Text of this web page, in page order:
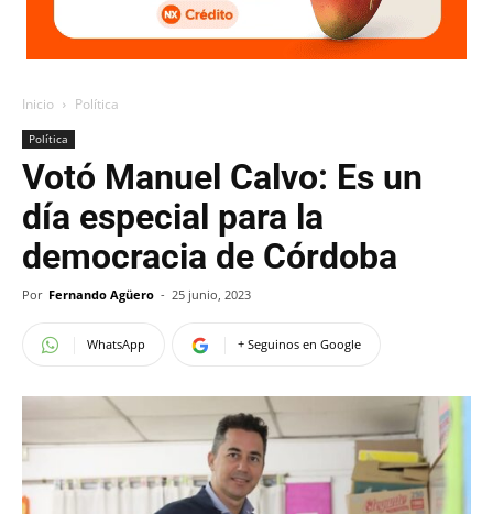
Inicio Política
Política
Votó Manuel Calvo: Es un
día especial para la
democracia de Córdoba
Por Fernando Agüero - 25 junio, 2023
WhatsApp + Seguinos en Google